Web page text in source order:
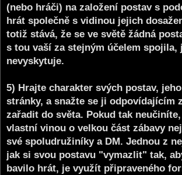
(nebo hráči) na založení postav s
hrát společně s vidinou jejich
totiž stává, že se ve světě žádná
s tou vaší za stejným účelem spojila,
nevyskytuje.
5) Hrajte charakter svých postav,
stránky, a snažte se ji odpovídajícím
zařadit do světa. Pokud tak
vlastní vinou o velkou část zábavy
své spoludružiníky a DM. Jednou z
jak si svou postavu "vymazlit" tak,
bavilo hrát, je využít připraveného